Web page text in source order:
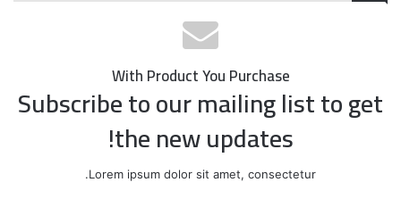
With Product You Purchase
Subscribe to our mailing list to get
the new updates!
Lorem ipsum dolor sit amet, consectetur.